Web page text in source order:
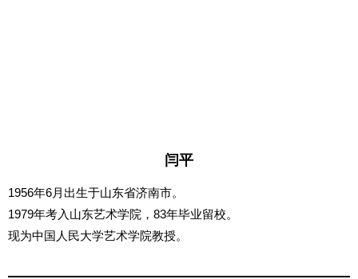
闫平
1956年6月出生于山东省济南市。
1979年考入山东艺术学院，83年毕业留校。
现为中国人民大学艺术学院教授。